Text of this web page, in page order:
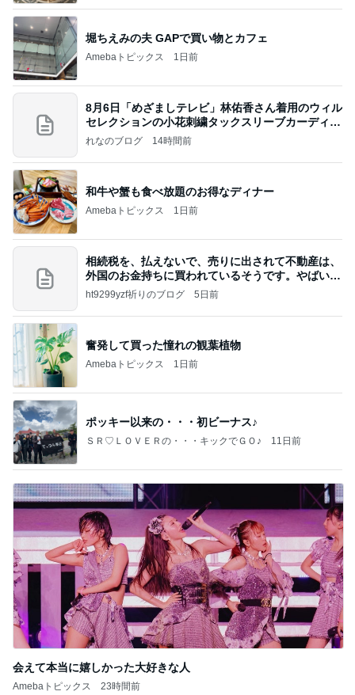
ガザル
堀ちえみの夫 GAPで買い物とカフェ
Amebaトピックス 1日前
8月6日「めざましテレビ」林佑香さん着用のウィル
セレクションの小花刺繍タックスリーブカーディガ
ン
れなのブログ 14時間前
和牛や蟹も食べ放題のお得なディナー
Amebaトピックス 1日前
相続税を、払えないで、売りに出されて不動産は、
外国のお金持ちに買われているそうです。やばいで
すよ
ht9299yzf祈りのブログ 5日前
奮発して買った憧れの観葉植物
Amebaトピックス 1日前
ポッキー以来の・・・初ビーナス♪
ＳＲ♡ＬＯＶＥＲの・・・キックでＧＯ♪ 11日前
会えて本当に嬉しかった大好きな人
Amebaトピックス 23時間前